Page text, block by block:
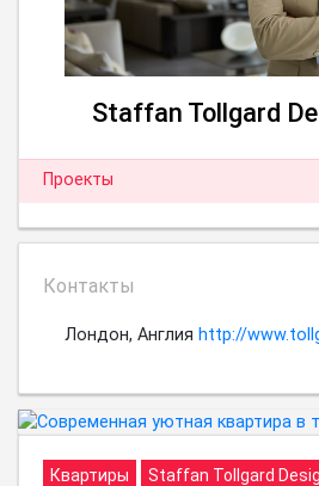
Staffan Tollgard
Проекты
Контакты
Лондон, Англия http://
Квартиры Staffan Tollgard